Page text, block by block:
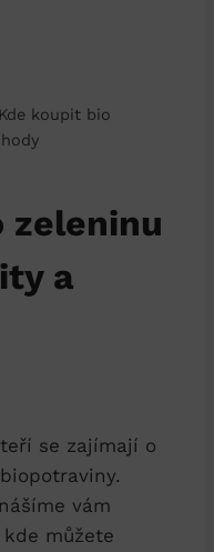
Kde koupit bio
zeleninu
a
se zajímají⁤ o
⁣vám
můžete